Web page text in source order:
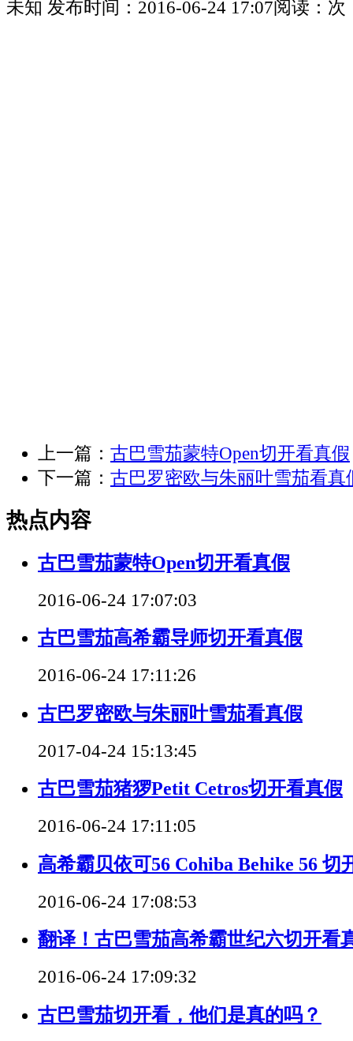
未知 发布时间： 2016-06-24 17:07阅读： 次
上一篇： 古巴雪茄蒙特Open切开看真假
下一篇： 古巴罗密欧与朱丽叶雪茄看真
热点内容
古巴雪茄蒙特Open切开看真假
2016-06-24 17:07:03
古巴雪茄高希霸导师切开看真假
2016-06-24 17:11:26
古巴罗密欧与朱丽叶雪茄看真假
2017-04-24 15:13:45
古巴雪茄猪猡Petit Cetros切开看真假
2016-06-24 17:11:05
高希霸贝依可56 Cohiba Behike 56 切
2016-06-24 17:08:53
翻译！古巴雪茄高希霸世纪六切开看
2016-06-24 17:09:32
古巴雪茄切开看，他们是真的吗？